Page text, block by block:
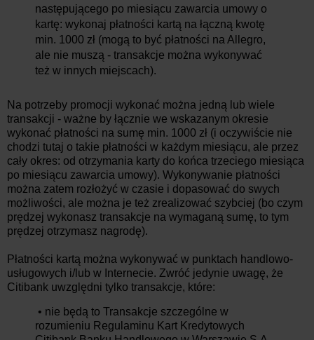
następującego po miesiącu zawarcia umowy o
kartę: wykonaj płatności kartą na łączną kwotę
min. 1000 zł (mogą to być płatności na Allegro,
ale nie muszą - transakcje można wykonywać
też w innych miejscach).
Na potrzeby promocji wykonać można jedną lub wiele
transakcji - ważne by łącznie we wskazanym okresie
wykonać płatności na sumę min. 1000 zł (i oczywiście nie
chodzi tutaj o takie płatności w każdym miesiącu, ale przez
cały okres: od otrzymania karty do końca trzeciego miesiąca
po miesiącu zawarcia umowy). Wykonywanie płatności
można zatem rozłożyć w czasie i dopasować do swych
możliwości, ale można je też zrealizować szybciej (bo czym
prędzej wykonasz transakcje na wymaganą sumę, to tym
prędzej otrzymasz nagrodę).
Płatności kartą można wykonywać w punktach handlowo-
usługowych i/lub w Internecie. Zwróć jedynie uwagę, że
Citibank uwzględni tylko transakcje, które:
• nie będą to Transakcje szczególne w
rozumieniu Regulaminu Kart Kredytowych